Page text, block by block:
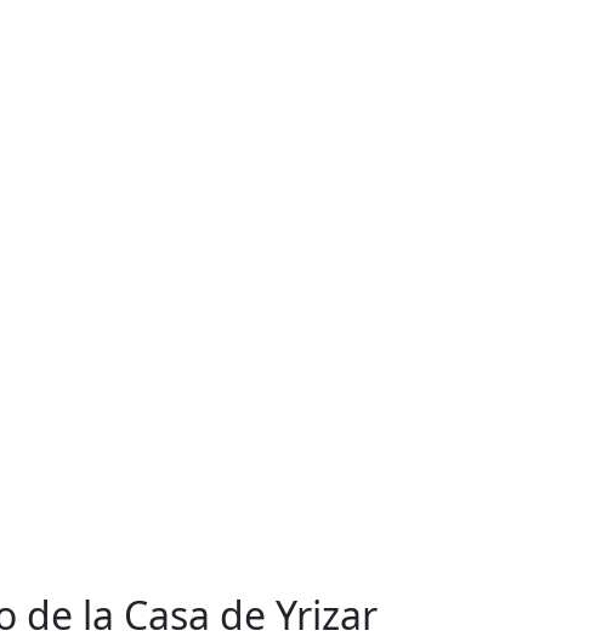
de la Casa de Yrizar